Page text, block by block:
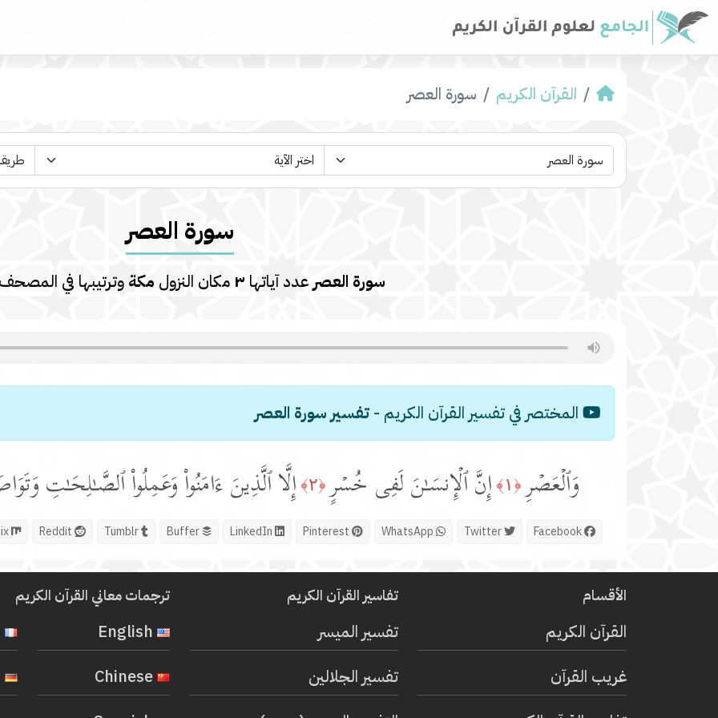
القرآن الكريم سورة العصر
سورة العصر
سورة العصرعدد آياتها ٣ مكان النزول مكة وترتيبها في
المختصر في تفسير القرآن الكريم - تفسير سورة العصر
وَٱلۡعَصۡرِ ﴿١﴾ إِنَّ ٱلۡإِنسَـٰنَ لَفِی خُسۡرٍ ﴿٢﴾ إِلَّا ٱلَّذِینَ ءَامَنُوا۟ وَعَمِلُوا۟ ٱلصَّـٰلِحَـٰتِ
Facebook
Twitter
Buffer
Tumblr
Mix
الأقسام
القرآن الكريم
غريب القرآن
تفاسير القرآن الكريم
تفسير المیسر
تفسير الجلالين
ترجمات معاني القرآن الكريم